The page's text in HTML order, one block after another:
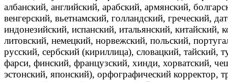
албанский, английский, арабский, армянский,
венгерский, вьетнамский, голландский, греческий,
индонезийский, испанский, итальянский, китайский,
литовский, немецкий, норвежский, польский,
русский, сербский (кириллица), словацкий, тайский,
фарси, финский, французский, хинди, хорватский,
эстонский, японский), орфографический корректор,